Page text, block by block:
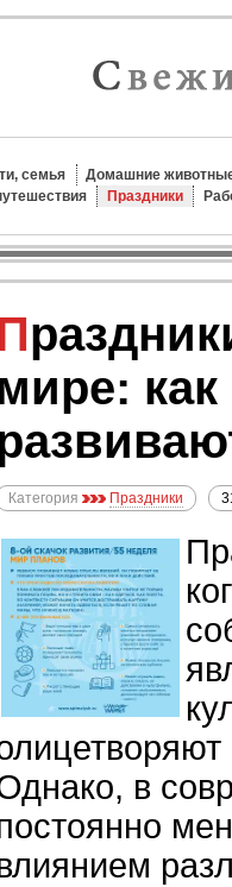
семья
Домашние
Праздники
в современном
Категория Праздники
в